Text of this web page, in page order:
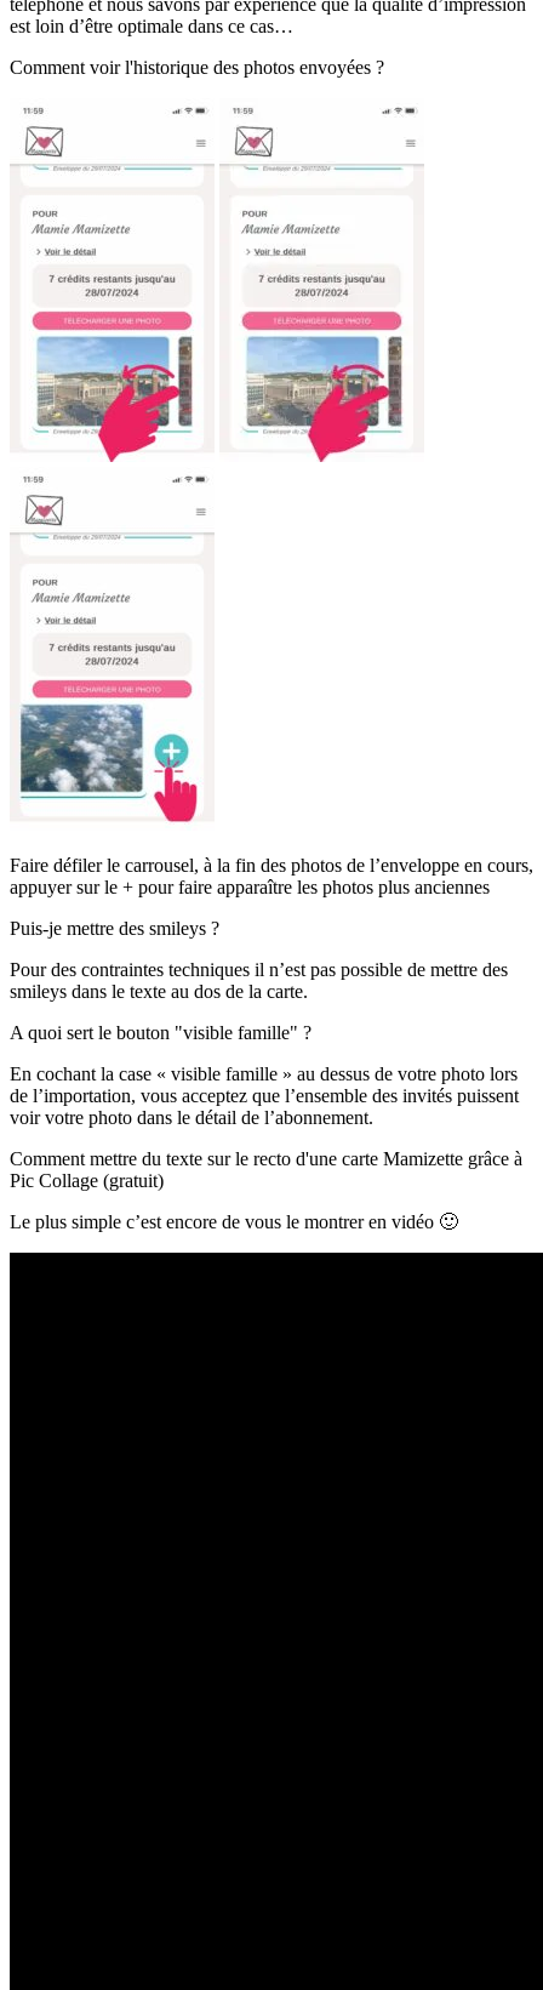
est loin d’être optimale dans ce cas…
Comment voir l'historique des photos envoyées ?
Faire défiler le carrousel, à la fin des photos de l’enveloppe en cours,
appuyer sur le + pour faire apparaître les photos plus anciennes
Puis-je mettre des smileys ?
Pour des contraintes techniques il n’est pas possible de mettre des
smileys dans le texte au dos de la carte.
A quoi sert le bouton "visible famille" ?
En cochant la case « visible famille » au dessus de votre photo lors
de l’importation, vous acceptez que l’ensemble des invités puissent
voir votre photo dans le détail de l’abonnement.
Comment mettre du texte sur le recto d'une carte Mamizette grâce à
Pic Collage (gratuit)
Le plus simple c’est encore de vous le montrer en vidéo 🙂